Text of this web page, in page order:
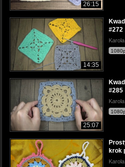
26:15
14:35
#272
1080p
25:07
#285
1080p
krok